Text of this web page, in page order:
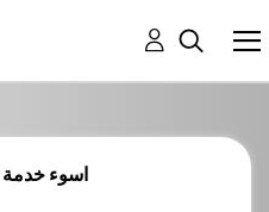
اسوء خدمة